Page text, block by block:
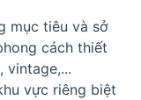
mục tiêu và sở
cách thiết
vintage,...
vực riêng biệt